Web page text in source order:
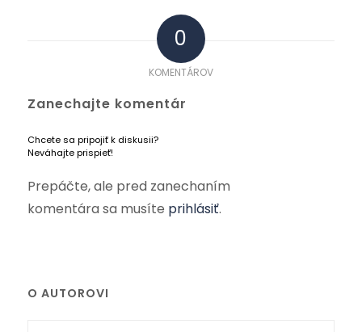
0
KOMENTÁROV
Zanechajte komentár
Chcete sa pripojiť k diskusii?
Neváhajte prispieť!
Prepáčte, ale pred zanechaním
komentára sa musíte prihlásiť.
O AUTOROVI